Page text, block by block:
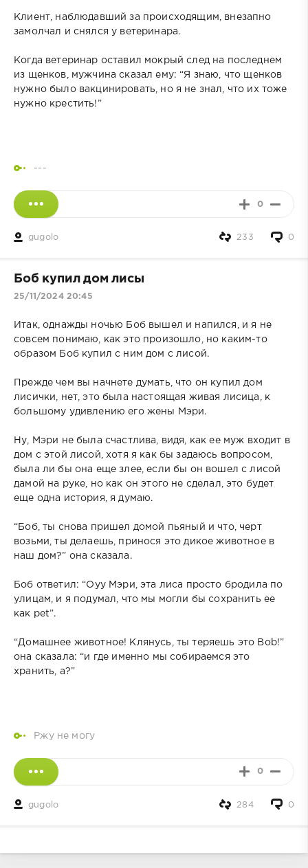
Клиент, наблюдавший за происходящим, внезапно
замолчал и снялся у ветеринара.
Когда ветеринар оставил мокрый след на последнем
из щенков, мужчина сказал ему: “Я знаю, что щенков
нужно было вакцинировать, но я не знал, что их тоже
нужно крестить!”
---
0
gugolo 0
233
Боб купил дом лисы
25/11/2024 20:45
Итак, однажды ночью Боб вышел и напился, и я не
совсем понимаю, как это произошло, но каким-то
образом Боб купил с ним дом с лисой.
Прежде чем вы начнете думать, что он купил дом
лисички, нет, это была настоящая живая лисица, к
большому удивлению его жены Мэри.
Ну, Мэри не была счастлива, видя, как ее муж входит в
дом с этой лисой, хотя я как бы задаюсь вопросом,
была ли бы она еще злее, если бы он вошел с лисой
дамой на руке, но как он этого не сделал, это будет
еще одна история, я думаю.
“Боб, ты снова пришел домой пьяный и что, черт
возьми, ты делаешь, принося это дикое животное в
наш дом?” она сказала.
Боб ответил: “Оуу Мэри, эта лиса просто бродила по
улицам, и я подумал, что мы могли бы сохранить ее
как pet”.
“Домашнее животное! Клянусь, ты теряешь это Bob!”
она сказала: “и где именно мы собираемся это
хранить, а?”
Ржу не могу
0
gugolo 0
284